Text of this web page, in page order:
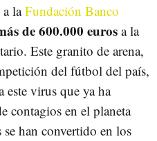
laFundación Banco
de 600.000 euros a la
Este granito de arena,
del fútbol del país,
este virus que ya ha
contagios en el planeta
han convertido en los